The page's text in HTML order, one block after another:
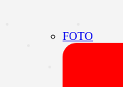
FOTO